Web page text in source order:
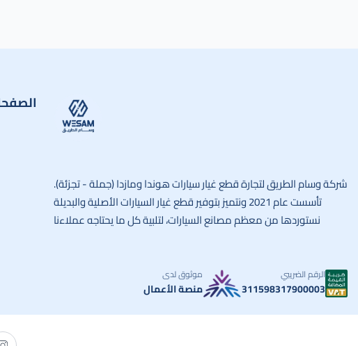
شركة وسام الطريق لتجارة قطع غيار سيارات هوندا ومازدا (جملة - تجزئة).
تأسست عام 2021 ونتميز بتوفير قطع غيار السيارات الأصلية والبديلة
نستوردها من معظم مصانع السيارات، لتلبية كل ما يحتاجه عملاءنا
الرقم الضريبي
311598317900003
موثوق لدى
منصة الأعمال